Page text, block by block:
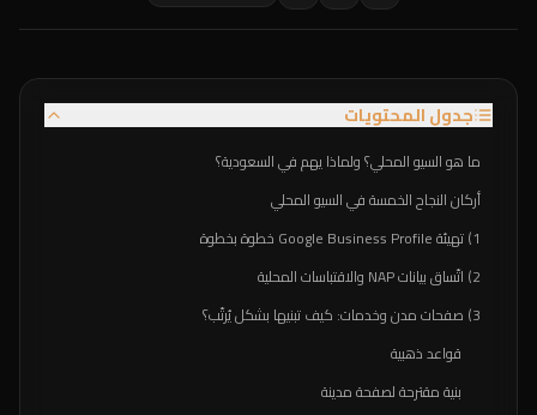
جدول المحتويات
ما هو السيو المحلي؟ ولماذا يهم في السعودية؟
أركان النجاح الخمسة في السيو المحلي
1) تهيئة Google Business Profile خطوة بخطوة
2) اتّساق بيانات NAP والاقتباسات المحلية
3) صفحات مدن وخدمات: كيف تبنيها بشكل يُرتّب؟
قواعد ذهبية
بنية مقترحة لصفحة مدينة